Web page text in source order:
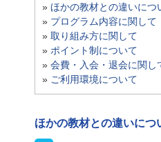
» ほかの教材との違いにつ
» プログラム内容に関して
» 取り組み方に関して
» ポイント制について
» 会費・入会・退会に関し
» ご利用環境について
ほかの教材との違いにつ